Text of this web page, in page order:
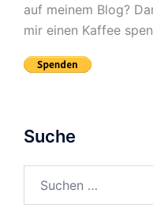
auf meinem Blog?
mir einen Kaffee
Suche
nach: